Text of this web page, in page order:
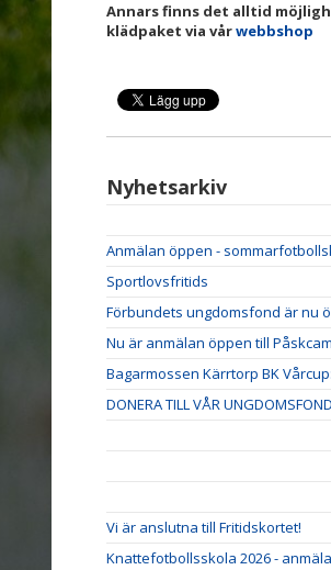
Annars finns det alltid
klädpaket via vårwebbshop
Nyhetsarkiv
Anmälan öppen -
Sportlovsfritids
Förbundets ungdomsfond är nu
Nu är anmälan öppen till
Bagarmossen Kärrtorp BK
DONERA TILL VÅR UNGDOMSFOND
Vi är anslutna till Fritidskortet!
Knattefotbollsskola 2026 -